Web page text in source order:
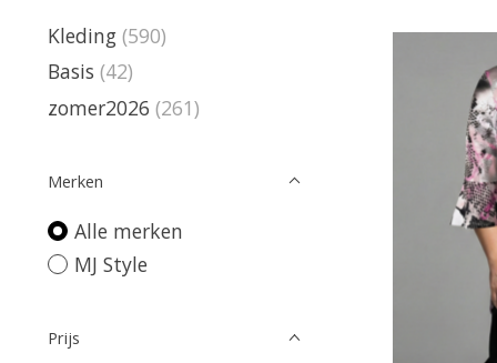
Kleding (590)
Basis (42)
zomer2026 (261)
Merken
Alle merken
MJ Style
Prijs